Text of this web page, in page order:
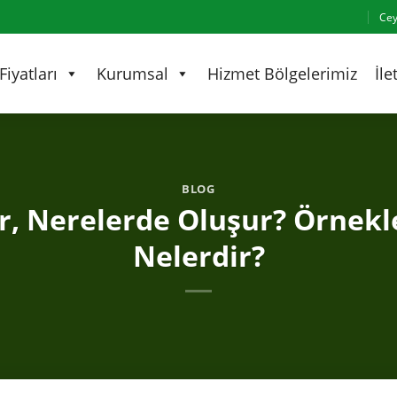
Kurumsal Hizmet Bölgelerimiz
BLOG
Nerelerde Oluşur?
Nelerdir?